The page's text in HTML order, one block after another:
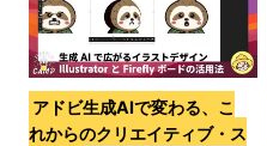
アドビ生成AIで変わる、こ
れからのクリエイティブ・ス